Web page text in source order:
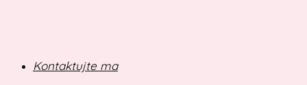
Kontaktujte ma